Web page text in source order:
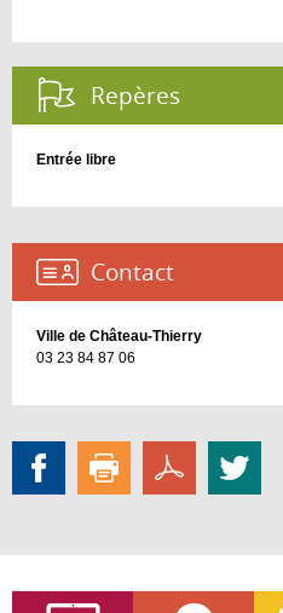
Repères :
Entrée libre
Contact :
Ville de Château-Thierry
03 23 84 87 06